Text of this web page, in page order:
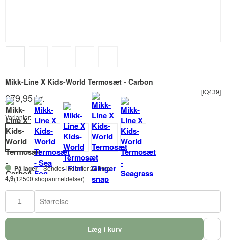
Mikk-Line X Kids-World Termosæt - Carbon
[IQ439]
279,95 kr.
Varianter:
På lager- Sendes indenfor 24 timer
4,9(12500 shopanmeldelser)
Størrelse
Læg i kurv